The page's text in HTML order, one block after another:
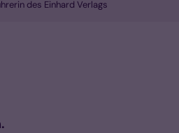
des Einhard Verlags